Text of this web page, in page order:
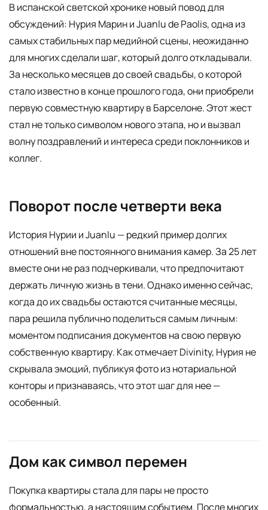
В испанской светской хронике новый повод для
обсуждений: Нурия Марин и Juanlu de Paolis, одна из
самых стабильных пар медийной сцены, неожиданно
для многих сделали шаг, который долго откладывали.
За несколько месяцев до своей свадьбы, о которой
стало известно в конце прошлого года, они приобрели
первую совместную квартиру в Барселоне. Этот жест
стал не только символом нового этапа, но и вызвал
волну поздравлений и интереса среди поклонников и
коллег.
Поворот после четверти века
История Нурии и Juanlu — редкий пример долгих
отношений вне постоянного внимания камер. За 25 лет
вместе они не раз подчеркивали, что предпочитают
держать личную жизнь в тени. Однако именно сейчас,
когда до их свадьбы остаются считанные месяцы,
пара решила публично поделиться самым личным:
моментом подписания документов на свою первую
собственную квартиру. Как отмечает Divinity, Нурия не
скрывала эмоций, публикуя фото из нотариальной
конторы и признаваясь, что этот шаг для нее —
особенный.
Дом как символ перемен
Покупка квартиры стала для пары не просто
формальностью, а настоящим событием. После многих